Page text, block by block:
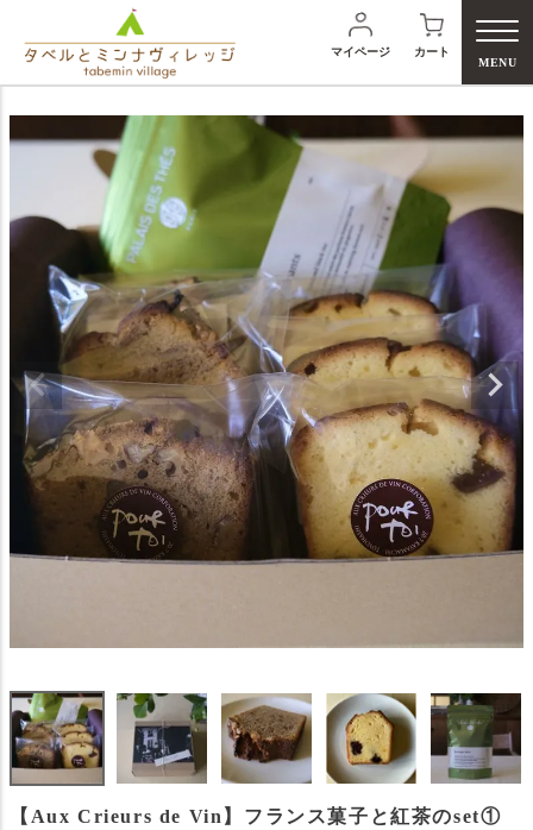
マイページ
カート
MENU
【Aux Crieurs de Vin】フランス菓子と紅茶のset①